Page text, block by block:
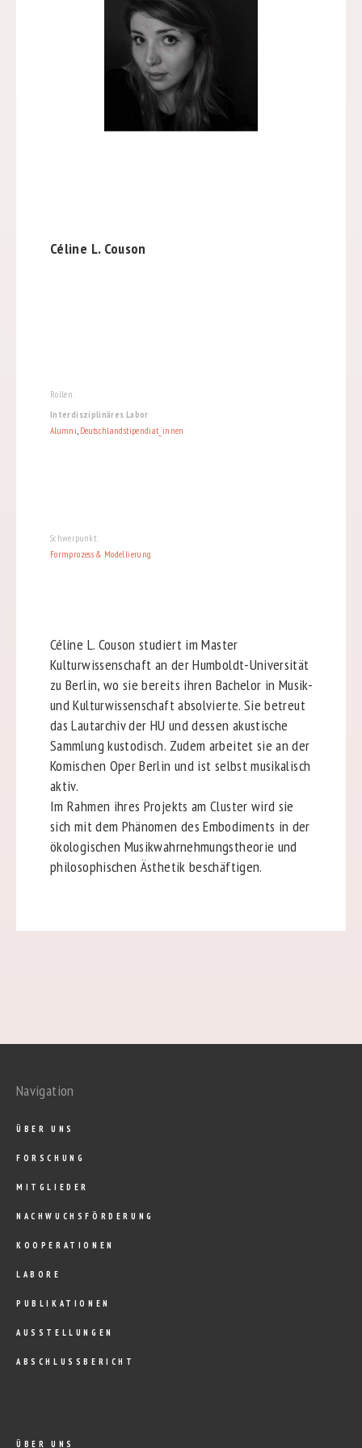
Céline L. Couson
Rollen:
Interdisziplinäres Labor
Alumni, Deutschlandstipendiat_innen
Schwerpunkt:
Formprozess & Modellierung
Céline L. Couson studiert im Master
Kulturwissenschaft an der Humboldt-Universität
zu Berlin, wo sie bereits ihren Bachelor in Musik-
und Kulturwissenschaft absolvierte. Sie betreut
das Lautarchiv der HU und dessen akustische
Sammlung kustodisch. Zudem arbeitet sie an der
Komischen Oper Berlin und ist selbst musikalisch
aktiv.
Im Rahmen ihres Projekts am Cluster wird sie
sich mit dem Phänomen des Embodiments in der
ökologischen Musikwahrnehmungstheorie und
philosophischen Ästhetik beschäftigen.
Navigation
ÜBER UNS
FORSCHUNG
MITGLIEDER
NACHWUCHSFÖRDERUNG
KOOPERATIONEN
LABORE
PUBLIKATIONEN
AUSSTELLUNGEN
ABSCHLUSSBERICHT
ÜBER UNS